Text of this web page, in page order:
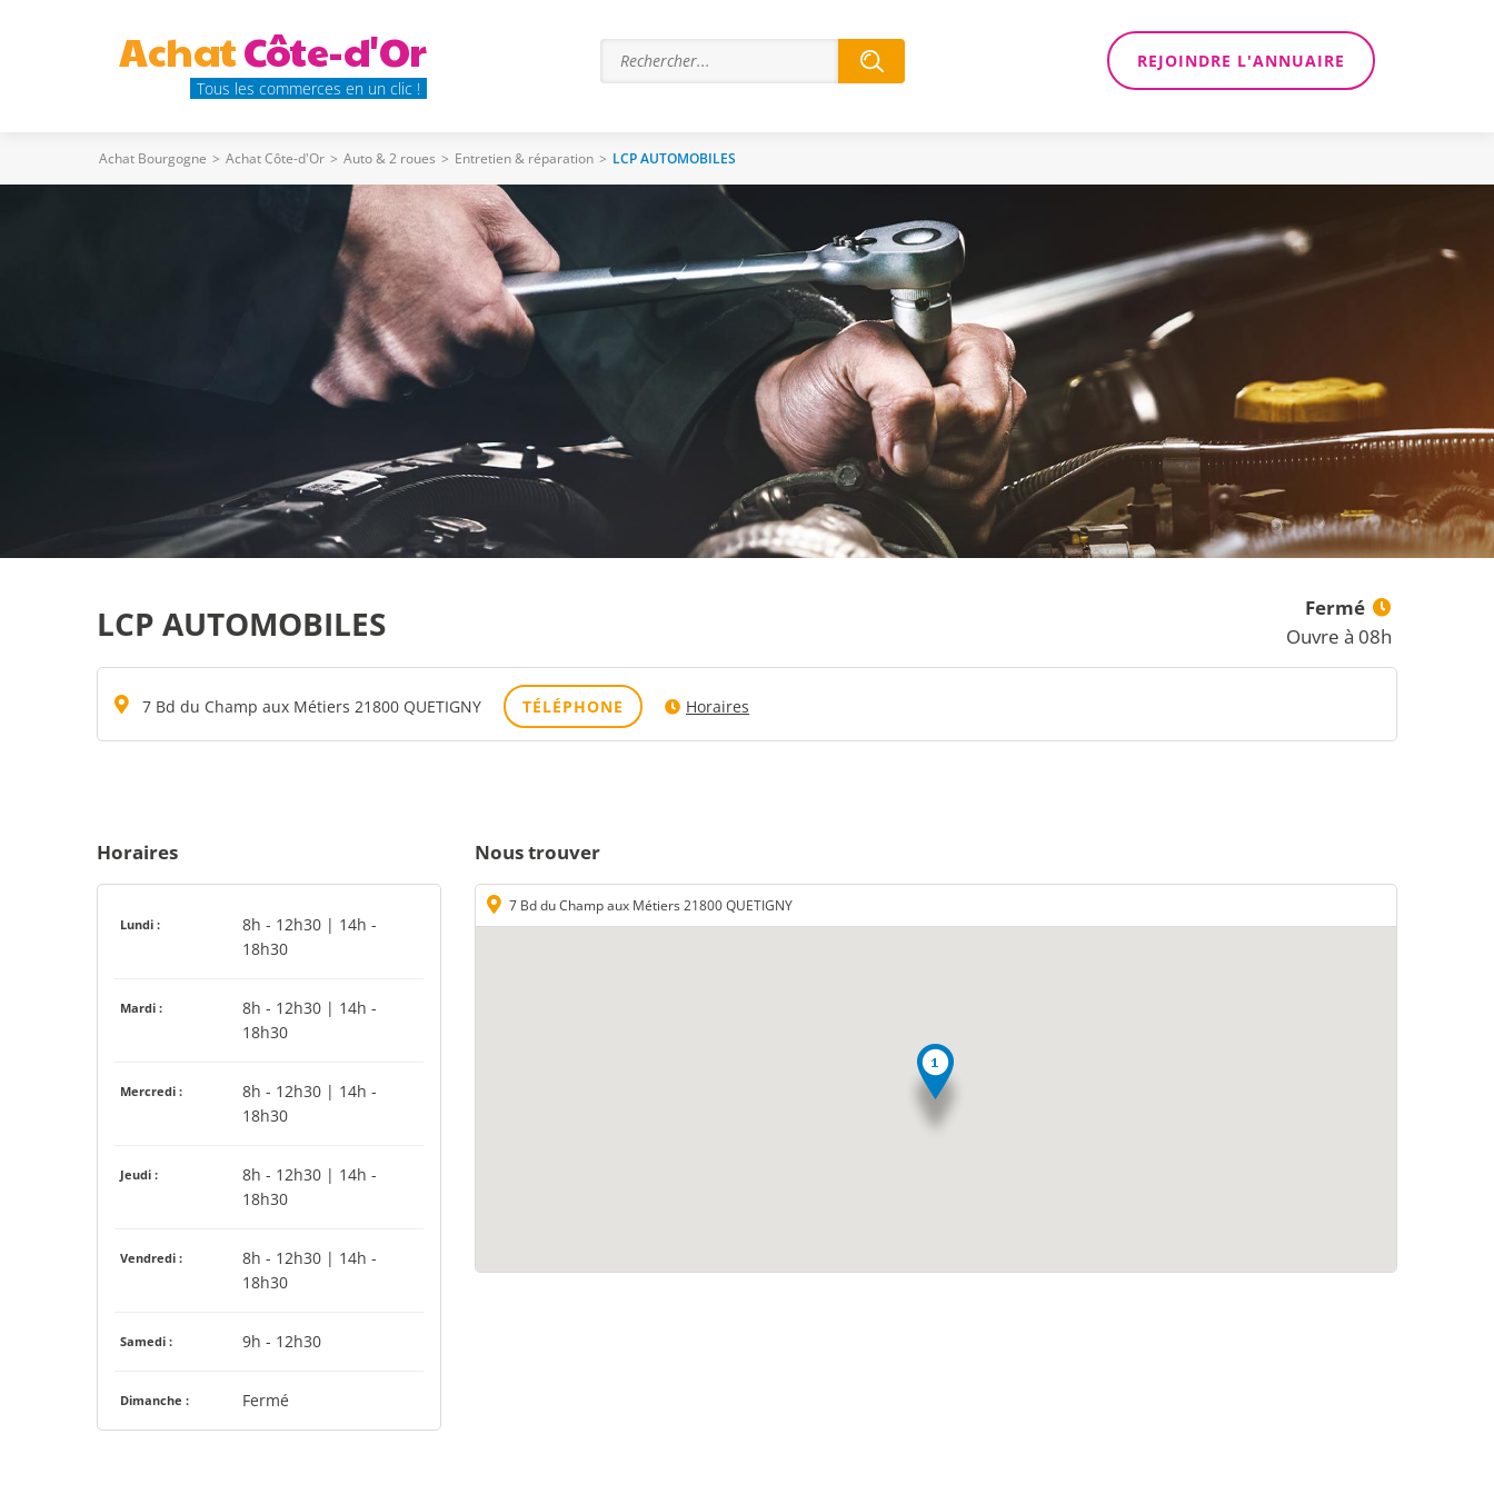
AchatCôte-d'Or
Tous les commerces en un clic !
REJOINDRE L'ANNUAIRE
Achat Bourgogne > Achat Côte-d'Or > Auto & 2 roues > Entretien & réparation > LCP AUTOMOBILES
LCP AUTOMOBILES
Fermé
Ouvre à 08h
7 Bd du Champ aux Métiers 21800 QUETIGNY TÉLÉPHONE Horaires
Horaires
Lundi :
8h - 12h30 | 14h -
18h30
Mardi :
8h - 12h30 | 14h -
18h30
Mercredi :
8h - 12h30 | 14h -
18h30
Jeudi :
8h - 12h30 | 14h -
18h30
Vendredi :
8h - 12h30 | 14h -
18h30
Samedi : 9h - 12h30
Dimanche : Fermé
Nous trouver
7 Bd du Champ aux Métiers 21800 QUETIGNY